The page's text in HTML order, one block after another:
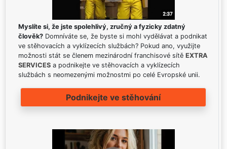
Myslíte si, že jste spolehlivý, zručný a fyzicky zdatný
člověk? Domníváte se, že byste si mohl vydělávat a podnikat
ve stěhovacích a vyklízecích službách? Pokud ano, využijte
možnosti stát se členem mezinárodní franchisové sítě EXTRA
SERVICES a podnikejte ve stěhovacích a vyklízecích
službách s neomezenými možnostmi po celé Evropské unii.
Podnikejte ve stěhování